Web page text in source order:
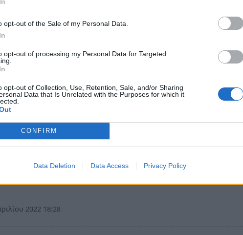
opt-out of the Sale of my Personal Data.
opt-out of processing my Personal Data for Targeted
opt-out of Collection, Use, Retention, Sale, and/or Sharing
Data that Is Unrelated with the Purposes for which it
CONFIRM
Data Deletion Data Access Privacy Policy
τις διαδικασίες με το Εθνικό Δίκαιο, ασφαλώς και
θα προσφύγουμε στο Δικαστήριο της Ευρωπαϊκής Ένωσης”,
Ευρώτα, Φορέων και …
2022 20:33
SOS: «Ξέφρενη παραβατικότητα στη Σκάλα
χωριά του Δήμου Ευρώτα»
απουσία αστυνομικής επιτήρησης στη Σκάλα και τα
2022 18:28